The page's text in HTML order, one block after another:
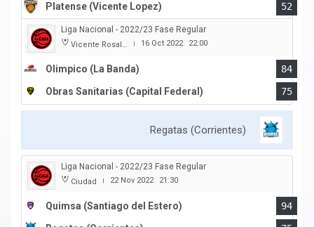
Platense (Vicente Lopez)
52
Liga Nacional - 2022/23 Fase Regular
Vicente Rosales | 16 Oct 2022 22:00
Olimpico (La Banda)
84
Obras Sanitarias (Capital Federal)
75
Regatas (Corrientes)
Liga Nacional - 2022/23 Fase Regular
Ciudad | 22 Nov 2022 21:30
Quimsa (Santiago del Estero)
94